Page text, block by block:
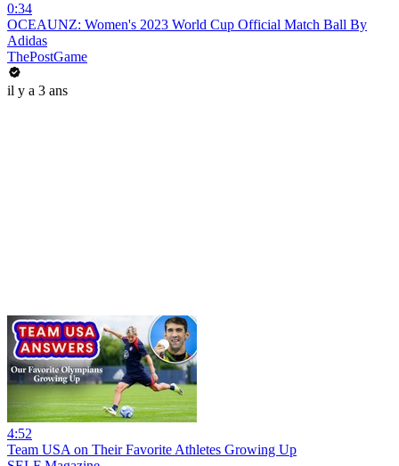
0:34
OCEAUNZ: Women's 2023 World Cup Official Match Ball By
Adidas
ThePostGame
il y a 3 ans
4:52
Team USA on Their Favorite Athletes Growing Up